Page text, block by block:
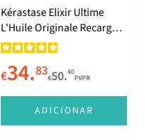
Kérastase Elixir Ultime
L'Huile Originale Recarga
75ml
€34.83€50.40
PVPR
ADICIONAR